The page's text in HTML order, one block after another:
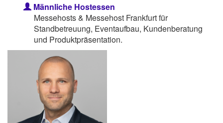
Männliche Hostessen
Messehosts & Messehost Frankfurt für
Standbetreuung, Eventaufbau, Kundenberatung
und Produktpräsentation.